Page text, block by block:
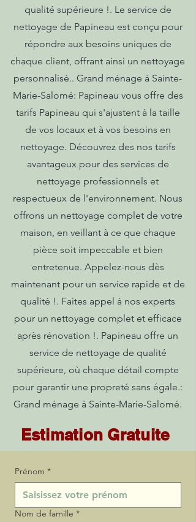
qualité supérieure !. Le service de
nettoyage de Papineau est conçu pour
répondre aux besoins uniques de
chaque client, offrant ainsi un nettoyage
personnalisé.. Grand ménage à Sainte-
Marie-Salomé: Papineau vous offre des
tarifs Papineau qui s'ajustent à la taille
de vos locaux et à vos besoins en
nettoyage. Découvrez des nos tarifs
avantageux pour des services de
nettoyage professionnels et
respectueux de l'environnement. Nous
offrons un nettoyage complet de votre
maison, en veillant à ce que chaque
pièce soit impeccable et bien
entretenue. Appelez-nous dès
maintenant pour un service rapide et de
qualité !. Faites appel à nos experts
pour un nettoyage complet et efficace
après rénovation !. Papineau offre un
service de nettoyage de qualité
supérieure, où chaque détail compte
pour garantir une propreté sans égale.:
Grand ménage à Sainte-Marie-Salomé.
Estimation Gratuite
Prénom *
Nom de famille *